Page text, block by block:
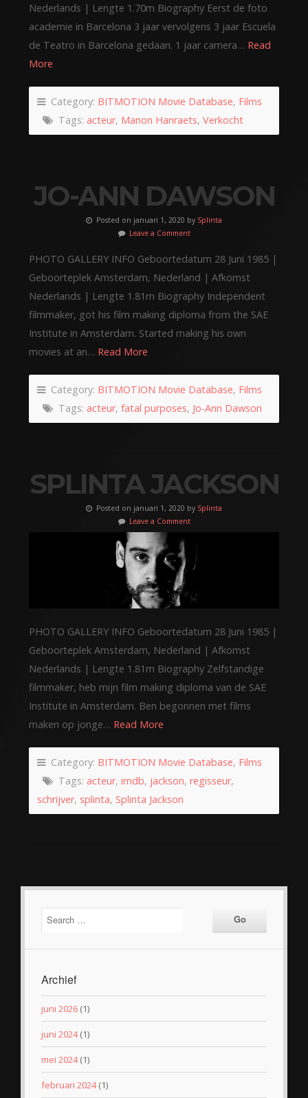
Nederlands | Lengte 1.70m Biography Eerst de foto
academie in Barcelona 3 jaar vervolgens 3 jaar Escuela
de Teatro in Barcelona gedaan. 1 jaar camera… Read
More
Category: BITMOTION Movie Database, Films
Tags: acteur, Manon Hanraets, Verkocht
JO-ANN DAWSON
Posted on januari 1, 2020 by Splinta
Leave a Comment
PHOTO GALLERY INFO Geboortedatum 28 Juni 1985 |
Geboorteplek Amsterdam, Nederland | Afkomst
Nederlands | Lengte 1.81m Biography Independent
filmmaker, got his film making diploma from the SAE
Institute in Amsterdam. Started making his own
movies at an… Read More
Category: BITMOTION Movie Database, Films
Tags: acteur, fatal purposes, Jo-Ann Dawson
SPLINTA JACKSON
Posted on januari 1, 2020 by Splinta
Leave a Comment
PHOTO GALLERY INFO Geboortedatum 28 Juni 1985 |
Geboorteplek Amsterdam, Nederland | Afkomst
Nederlands | Lengte 1.81m Biography Zelfstandige
filmmaker, heb mijn film making diploma van de SAE
Institute in Amsterdam. Ben begonnen met films
maken op jonge… Read More
Category: BITMOTION Movie Database, Films
Tags: acteur, imdb, jackson, regisseur,
schrijver, splinta, Splinta Jackson
Archief
juni 2026 (1)
juni 2024(1)
mei 2024(1)
februari 2024(1)